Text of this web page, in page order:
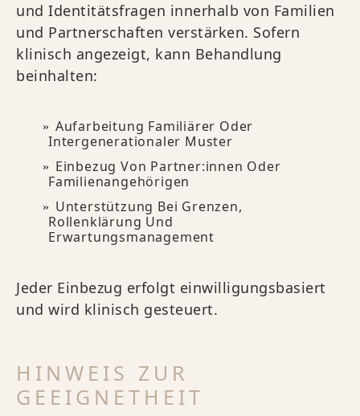
und Identitätsfragen innerhalb von Familien
und Partnerschaften verstärken. Sofern
klinisch angezeigt, kann Behandlung
beinhalten:
Aufarbeitung Familiärer Oder
Intergenerationaler Muster
Einbezug Von Partner:innen Oder
Familienangehörigen
Unterstützung Bei Grenzen,
Rollenklärung Und
Erwartungsmanagement
Jeder Einbezug erfolgt einwilligungsbasiert
und wird klinisch gesteuert.
HINWEIS ZUR
GEEIGNETHEIT